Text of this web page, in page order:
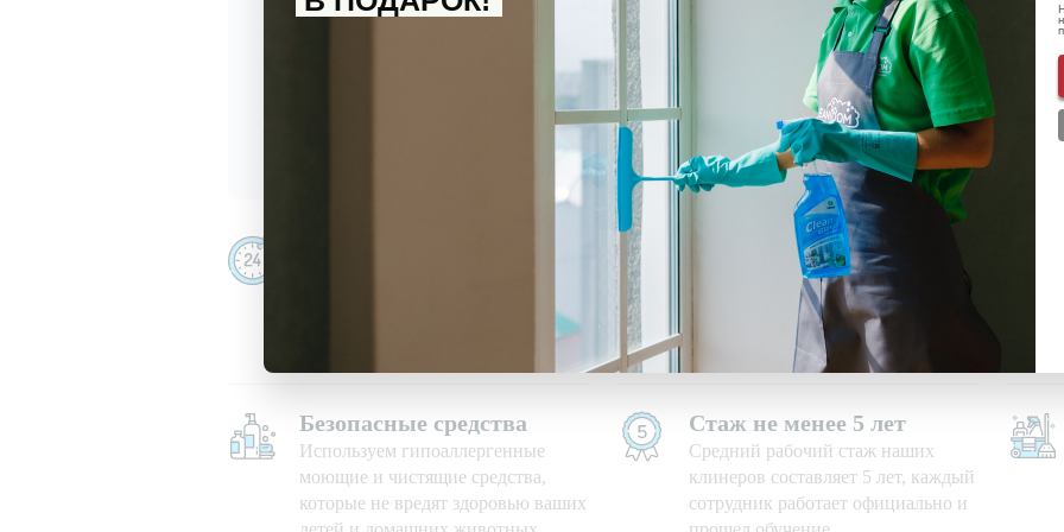
политикой обработки персональных данных ознакомлен(-а) и даюсогласиена обработку
на получение информации о скидках и акциях
Используем свои средства
Приезжаем на уборку с
профессиональными моющими
средствами и необходимым
оборудованием
Безопасные средства
Используем гипоаллергенные
моющие и чистящие средства,
которые не вредят здоровью ваших
Стаж не менее 5 лет
Средний рабочий стаж наших
клинеров составляет 5 лет, каждый
сотрудник работает официально и